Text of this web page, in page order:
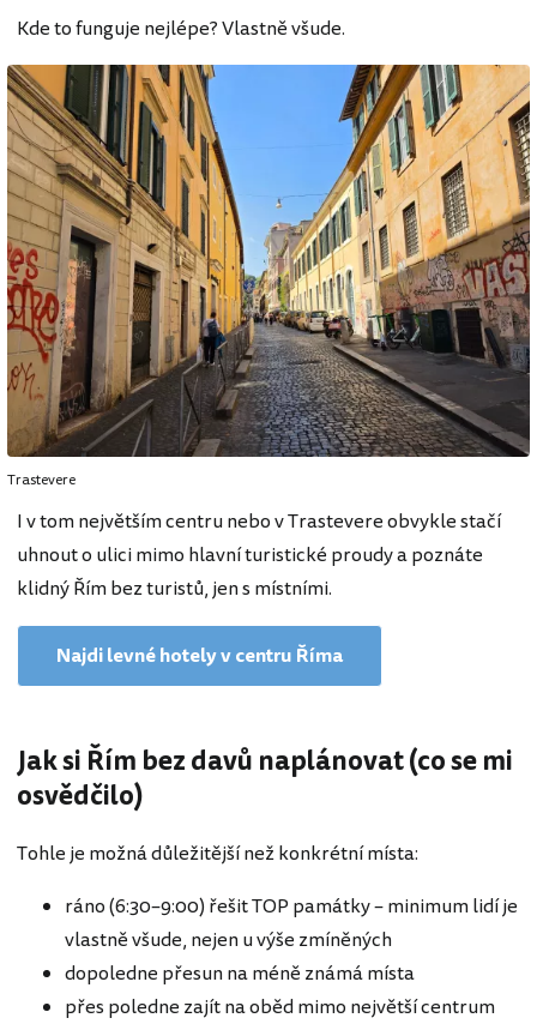
Kde to funguje nejlépe? Vlastně všude.
Trastevere
I v tom největším centru nebo v Trastevere obvykle stačí
uhnout o ulici mimo hlavní turistické proudy a poznáte
klidný Řím bez turistů, jen s místními.
Najdi levné hotely v centru Říma
Jak si Řím bez davů naplánovat (co se mi
osvědčilo)
Tohle je možná důležitější než konkrétní místa:
ráno (6:30–9:00) řešit TOP památky – minimum lidí je
vlastně všude, nejen u výše zmíněných
dopoledne přesun na méně známá místa
přes poledne zajít na oběd mimo největší centrum